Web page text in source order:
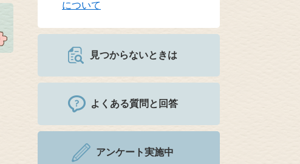
について
見つからないときは
よくある質問と回答
アンケート実施中